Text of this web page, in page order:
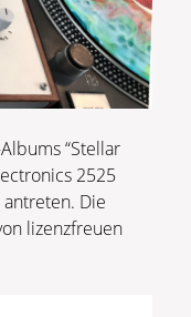
“Stellar
2525
antreten. Die
lizenzfreuen